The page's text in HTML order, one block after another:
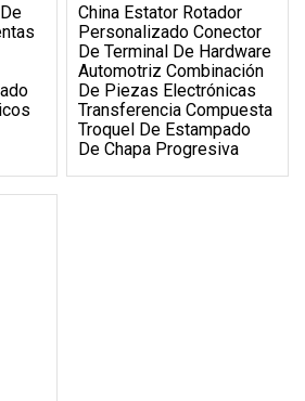
China Estator Rotador
Personalizado Conector
De Terminal De Hardware
Automotriz Combinación
De Piezas Electrónicas
Transferencia Compuesta
Troquel De Estampado
De Chapa Progresiva